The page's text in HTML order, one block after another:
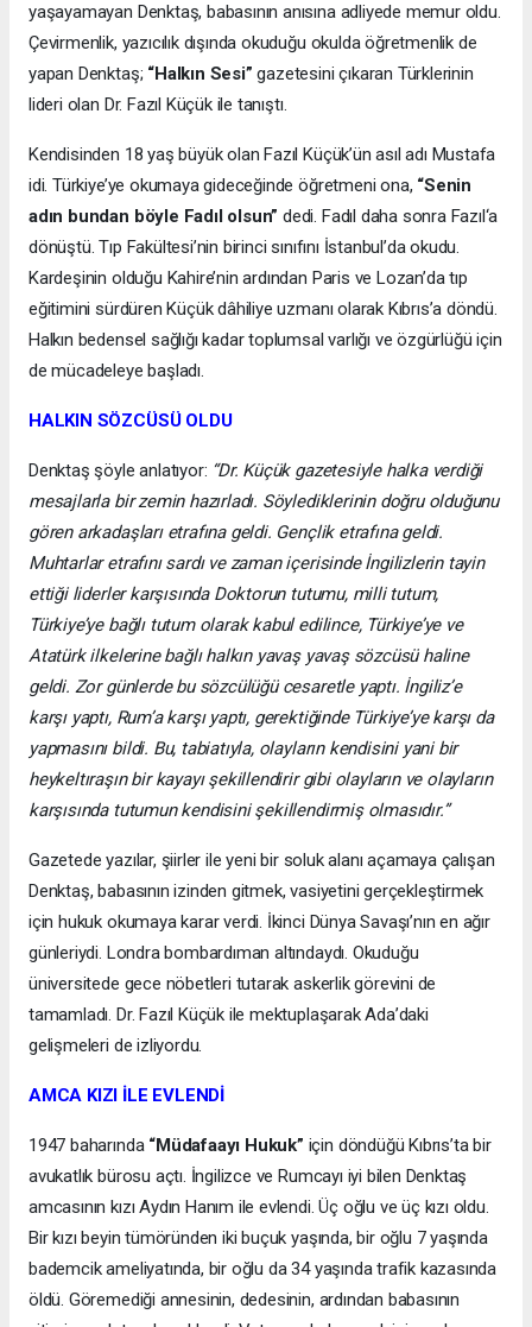
yaşayamayan Denktaş, babasının anısına adliyede memur oldu.
Çevirmenlik, yazıcılık dışında okuduğu okulda öğretmenlik de
yapan Denktaş; “Halkın Sesi”gazetesini çıkaran Türklerinin
lideri olan Dr. Fazıl Küçük ile tanıştı.
Kendisinden 18 yaş büyük olan Fazıl Küçük’ün asıl adı Mustafa
idi. Türkiye’ye okumaya gideceğinde öğretmeni ona, “Senin
adın bundan böyle Fadıl olsun” dedi. Fadıl daha sonra Fazıl‘a
dönüştü. Tıp Fakültesi’nin birinci sınıfını İstanbul’da okudu.
Kardeşinin olduğu Kahire’nin ardından Paris ve Lozan’da tıp
eğitimini sürdüren Küçük dâhiliye uzmanı olarak Kıbrıs’a döndü.
Halkın bedensel sağlığı kadar toplumsal varlığı ve özgürlüğü için
de mücadeleye başladı.
HALKIN SÖZCÜSÜ OLDU
Denktaş şöyle anlatıyor: “Dr. Küçük gazetesiyle halka verdiği
mesajlarla bir zemin hazırladı. Söylediklerinin doğru olduğunu
gören arkadaşları etrafına geldi. Gençlik etrafına geldi.
Muhtarlar etrafını sardı ve zaman içerisinde İngilizlerin tayin
ettiği liderler karşısında Doktorun tutumu, milli tutum,
Türkiye’ye bağlı tutum olarak kabul edilince, Türkiye’ye ve
Atatürk ilkelerine bağlı halkın yavaş yavaş sözcüsü haline
geldi. Zor günlerde bu sözcülüğü cesaretle yaptı. İngiliz’e
karşı yaptı, Rum’a karşı yaptı, gerektiğinde Türkiye’ye karşı da
yapmasını bildi. Bu, tabiatıyla, olayların kendisini yani bir
heykeltıraşın bir kayayı şekillendirir gibi olayların ve olayların
karşısında tutumun kendisini şekillendirmiş olmasıdır.”
Gazetede yazılar, şiirler ile yeni bir soluk alanı açamaya çalışan
Denktaş, babasının izinden gitmek, vasiyetini gerçekleştirmek
için hukuk okumaya karar verdi. İkinci Dünya Savaşı’nın en ağır
günleriydi. Londra bombardıman altındaydı. Okuduğu
üniversitede gece nöbetleri tutarak askerlik görevini de
tamamladı. Dr. Fazıl Küçük ile mektuplaşarak Ada’daki
gelişmeleri de izliyordu.
AMCA KIZI İLE EVLENDİ
1947 baharında “Müdafaayı Hukuk” için döndüğü Kıbrıs’ta bir
avukatlık bürosu açtı. İngilizce ve Rumcayı iyi bilen Denktaş
amcasının kızı Aydın Hanım ile evlendi. Üç oğlu ve üç kızı oldu.
Bir kızı beyin tümöründen iki buçuk yaşında, bir oğlu 7 yaşında
bademcik ameliyatında, bir oğlu da 34 yaşında trafik kazasında
öldü. Göremediği annesinin, dedesinin, ardından babasının